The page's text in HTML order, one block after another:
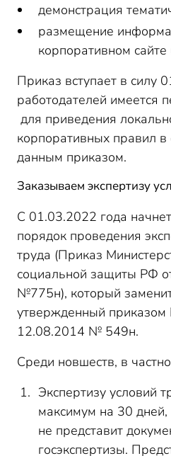
демонстрация
размещение
корпоративном сайте
Приказ вступает в силу
работодателей имеется
для приведения
корпоративных правил в
данным приказом.
Заказываем экспертизу
С 01.03.2022 года
порядок проведения
труда (Приказ
социальной защиты РФ
№775н), который
утвержденный приказом
12.08.2014 № 549н.
Среди новшеств, в
Экспертизу условий
максимум на 30 дней,
не представит
госэкспертизы.